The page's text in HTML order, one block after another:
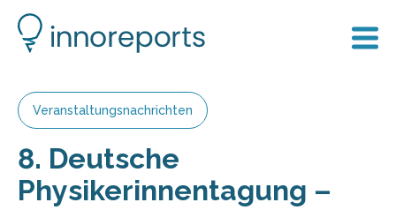
Veranstaltungsnachrichten
8. Deutsche
Physikerinnentagung –